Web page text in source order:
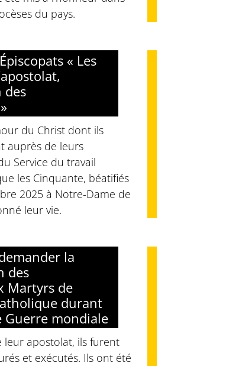
du pays.
« Les
des
du Christ dont ils
auprès de leurs
Service du travail
les Cinquante, béatifiés
2025 à Notre-Dame de
leur vie.
la
des
Martyrs de
durant
Guerre mondiale
leur apostolat, ils furent
et exécutés. Ils ont été